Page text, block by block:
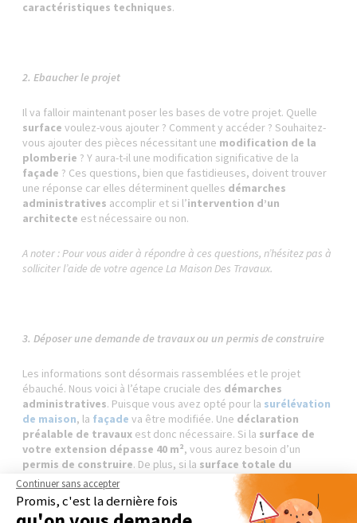
caractéristiques techniques.
2. Ebaucher le projet
Il va falloir maintenant poser les bases de votre projet. Quelle
surfacevoulez-vous ajouter ? Comment y accéder ? Souhaitez-
vous ajouter des pièces nécessitant une modification de la
plomberie ? Y aura-t-il une modification significative de la
façade ? Ces questions, bien que fastidieuses, doivent trouver
une réponse car elles déterminent quelles démarches
administratives accomplir et si l’intervention d’un
architecte est nécessaire ou non.
A noter : Pour vous aider à répondre à ces questions, n’hésitez pas à
solliciter l’aide de votre agence La Maison Des Travaux.
3. Déposer une demande de travaux ou un permis de construire
Les informations sont désormais rassemblées et le projet
ébauché. Nous voici à l’étape cruciale des démarches
administratives. Puisque vous avez opté pour la surélévation
de maison, la façade va être modifiée. Une déclaration
préalable de travaux est donc nécessaire. Si la surface de
votre extension dépasse 40 m², vous aurez besoin d’un
permis de construire. De plus, si la surface totale du
bâtiment (existant + extension)
supérieure à 150 m²
vous devrez faire appel à unarchitecte
Continuer sans accepter
Promis, c'est la dernière fois